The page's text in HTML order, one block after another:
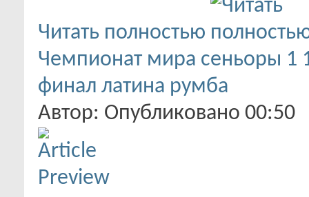
Читать полностью
Чемпионат мира сеньоры 1
финал латина румба
Автор: Опубликовано